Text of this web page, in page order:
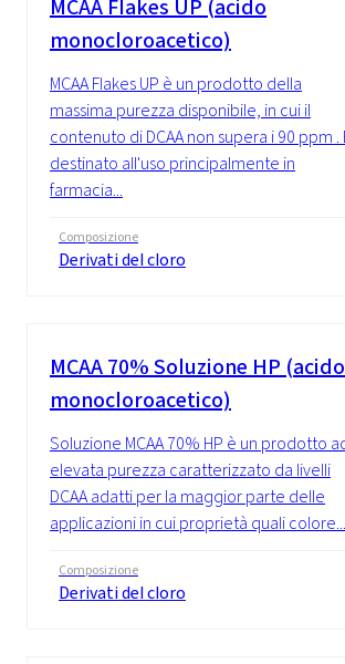
MCAA Flakes UP (acido
monocloroacetico)
MCAA Flakes UP è un prodotto della
massima purezza disponibile, in cui il
contenuto di DCAA non supera i 90 ppm .
destinato all'uso principalmente in
farmacia...
Composizione
Derivati del cloro
MCAA 70% Soluzione HP (acido
monocloroacetico)
Soluzione MCAA 70% HP è un prodotto
elevata purezza caratterizzato da livelli
DCAA adatti per la maggior parte delle
applicazioni in cui proprietà quali colore...
Composizione
Derivati del cloro